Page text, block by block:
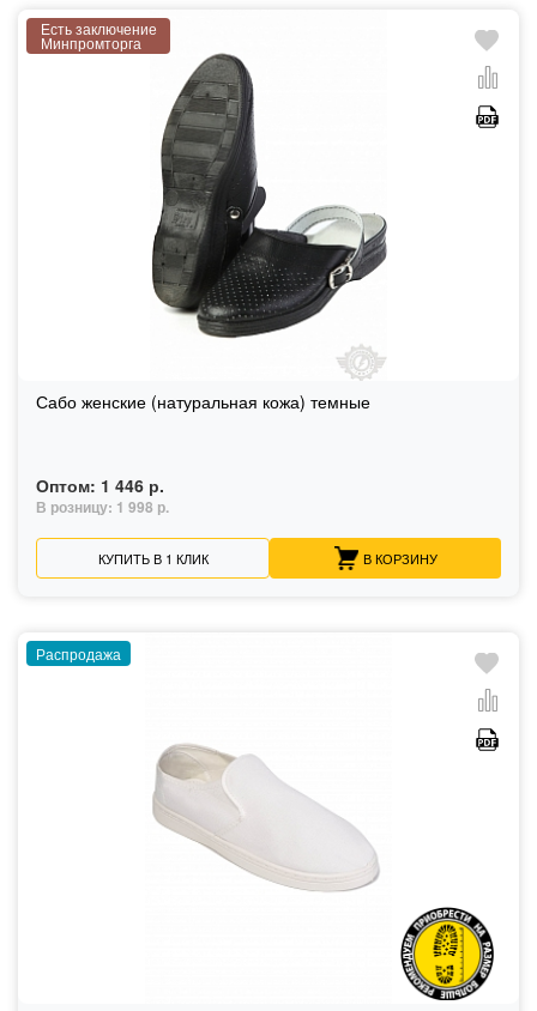
Есть заключение
Минпромторга
Сабо женские (натуральная кожа) темные
Оптом: 1 446 р.
В розницу: 1 998 р.
КУПИТЬ В 1 КЛИК В КОРЗИНУ
Распродажа